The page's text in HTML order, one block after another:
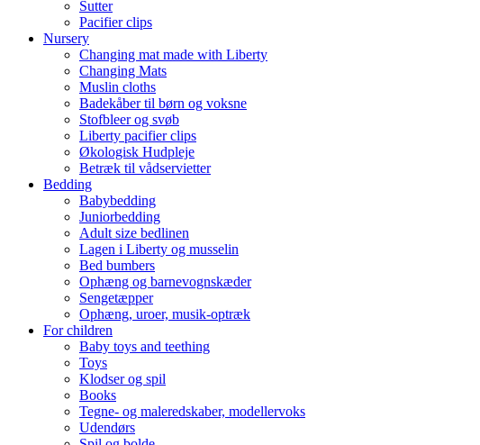
Sutter
Pacifier clips
Nursery
Changing mat made with Liberty
Changing Mats
Muslin cloths
Badekåber til børn og voksne
Stofbleer og svøb
Liberty pacifier clips
Økologisk Hudpleje
Betræk til vådservietter
Bedding
Babybedding
Juniorbedding
Adult size bedlinen
Lagen i Liberty og musselin
Bed bumbers
Ophæng og barnevognskæder
Sengetæpper
Ophæng, uroer, musik-optræk
For children
Baby toys and teething
Toys
Klodser og spil
Books
Tegne- og maleredskaber, modellervoks
Udendørs